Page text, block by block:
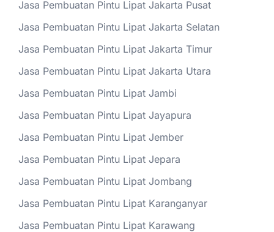
Jasa Pembuatan Pintu Lipat Jakarta Pusat
Jasa Pembuatan Pintu Lipat Jakarta Selatan
Jasa Pembuatan Pintu Lipat Jakarta Timur
Jasa Pembuatan Pintu Lipat Jakarta Utara
Jasa Pembuatan Pintu Lipat Jambi
Jasa Pembuatan Pintu Lipat Jayapura
Jasa Pembuatan Pintu Lipat Jember
Jasa Pembuatan Pintu Lipat Jepara
Jasa Pembuatan Pintu Lipat Jombang
Jasa Pembuatan Pintu Lipat Karanganyar
Jasa Pembuatan Pintu Lipat Karawang